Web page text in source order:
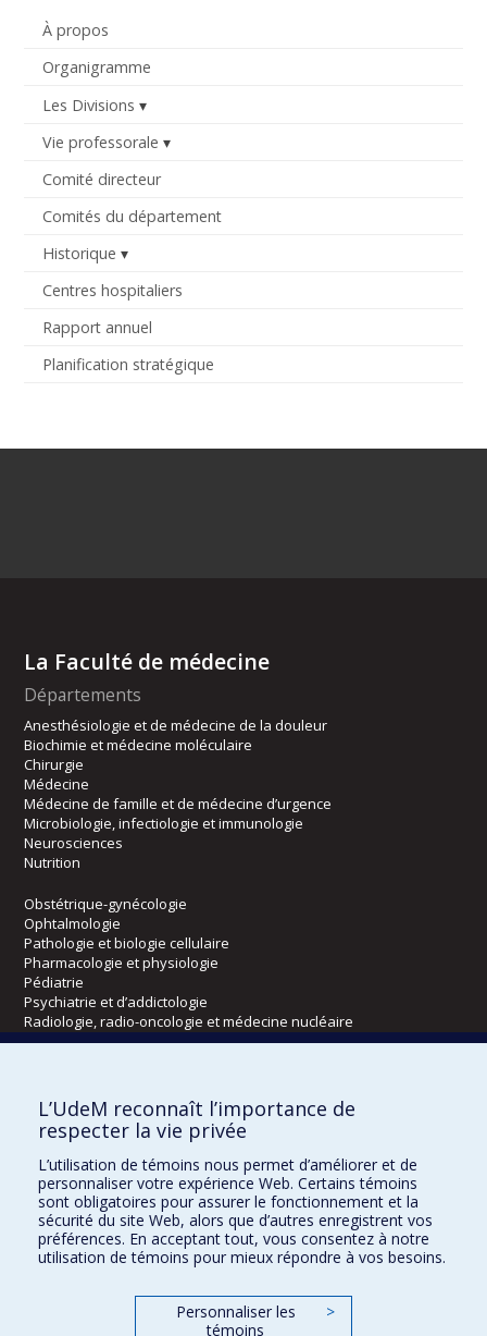
À propos
Organigramme
Les Divisions
Vie professorale
Comité directeur
Comités du département
Historique
Centres hospitaliers
Rapport annuel
Planification stratégique
La Faculté de médecine
Départements
Anesthésiologie et de médecine de la douleur
Biochimie et médecine moléculaire
Chirurgie
Médecine
Médecine de famille et de médecine d’urgence
Microbiologie, infectiologie et immunologie
Neurosciences
Nutrition
Obstétrique-gynécologie
Ophtalmologie
Pathologie et biologie cellulaire
Pharmacologie et physiologie
Pédiatrie
Psychiatrie et d’addictologie
Radiologie, radio-oncologie et médecine nucléaire
Kinésiologie et des sciences de l’activité physique
Orthophonie et audiologie
Réadaptation
Directions
DPC
CPASS
L’UdeM reconnaît l’importance de
respecter la vie privée
L’utilisation de témoins nous permet d’améliorer et de
personnaliser votre expérience Web. Certains témoins
sont obligatoires pour assurer le fonctionnement et la
sécurité du site Web, alors que d’autres enregistrent vos
préférences. En acceptant tout, vous consentez à notre
utilisation de témoins pour mieux répondre à vos besoins.
Personnaliser les
témoins
>